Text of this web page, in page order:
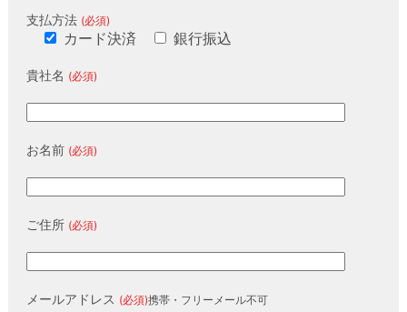
支払方法 (必須)
カード決済 銀行振込
貴社名 (必須)
お名前 (必須)
ご住所 (必須)
メールアドレス (必須)携帯・フリーメール不可